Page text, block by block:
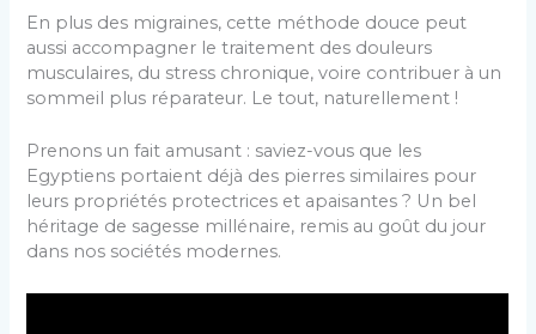
En plus des migraines, cette méthode douce peut
aussi accompagner le traitement des douleurs
musculaires, du stress chronique, voire contribuer à un
sommeil plus réparateur. Le tout, naturellement !
Prenons un fait amusant : saviez-vous que les
Egyptiens portaient déjà des pierres similaires pour
leurs propriétés protectrices et apaisantes ? Un bel
héritage de sagesse millénaire, remis au goût du jour
dans nos sociétés modernes.